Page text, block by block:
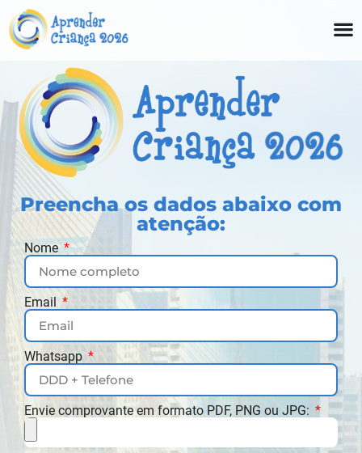
Preencha os dados abaixo com
atenção:
Nome
Email
Whatsapp
Envie comprovante em formato PDF, PNG ou JPG: